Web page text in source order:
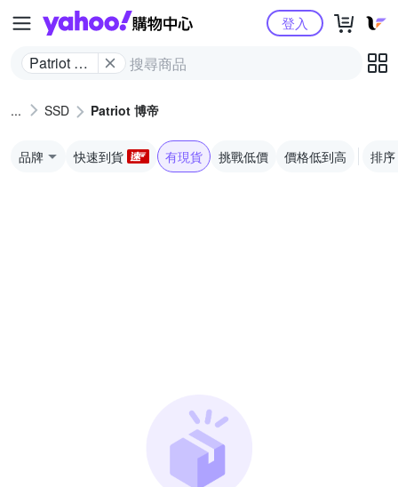
Yahoo購物中心
Patriot 博
登入
SSD Patriot 博帝
品牌 快速到貨 有現貨 挑戰低價 價格低到高 排序